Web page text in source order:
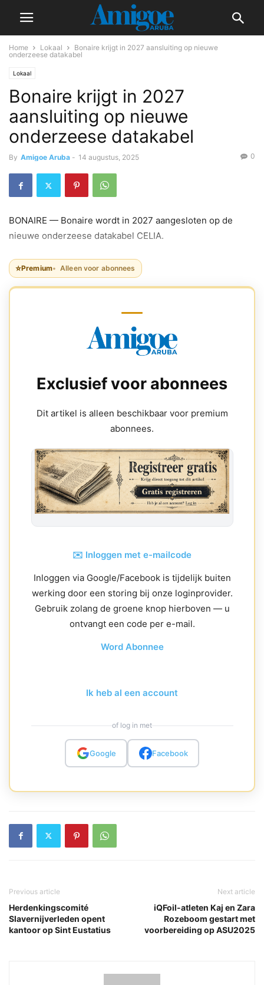
Home Lokaal
Bonaire krijgt in 2027 aansluiting op nieuwe
onderzeese datakabel
Lokaal
Bonaire krijgt in 2027
aansluiting op nieuwe
onderzeese datakabel
By Amigoe Aruba - 14 augustus, 2025 0
BONAIRE — Bonaire wordt in 2027 aangesloten op de
nieuwe onderzeese datakabel CELIA.
⭐Premium Alleen voor abonnees
Exclusief voor abonnees
Dit artikel is alleen beschikbaar voor premium
abonnees.
✉️ Inloggen met e-mailcode
Inloggen via Google/Facebook is tijdelijk buiten
werking door een storing bij onze loginprovider.
Gebruik zolang de groene knop hierboven — u
ontvangt een code per e-mail.
Word Abonnee
Ik heb al een account
of log in met
Google Facebook
Previous article
Herdenkingscomité
Slavernijverleden opent
kantoor op Sint Eustatius
Next article
iQFoil-atleten Kaj en Zara
Rozeboom gestart met
voorbereiding op ASU2025